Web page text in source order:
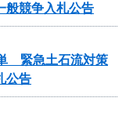
般競争入札公告
緊急土石流対策
公告